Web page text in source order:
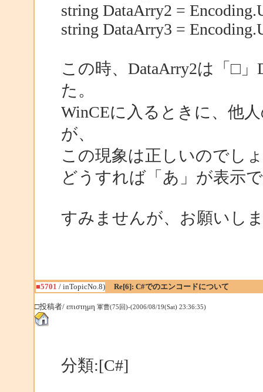
string DataArry2 =
string DataArry3 =
この時、DataArry2は「□
た。
WinCEに入るときに、他
が、
この現象は正しいのでし
どうすれば「あ」が表示
すみませんが、お願いし
■5701 / inTopicNo.8) Re[6]: C#でのエンコードについて
□投稿者/ επιστημη 軍曹(75回)-(2006/08/19(Sat) 23:36:35)
分類:[C#]